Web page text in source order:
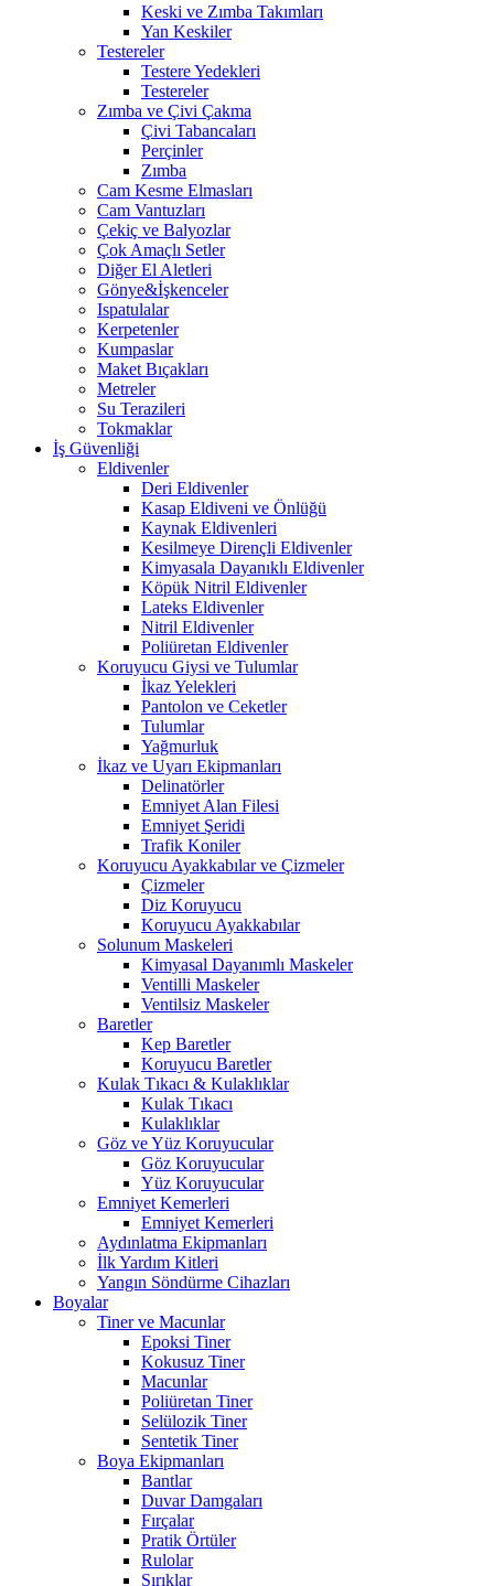
Keski ve Zımba Takımları
Yan Keskiler
Testereler
Testere Yedekleri
Testereler
Zımba ve Çivi Çakma
Çivi Tabancaları
Perçinler
Zımba
Cam Kesme Elmasları
Cam Vantuzları
Çekiç ve Balyozlar
Çok Amaçlı Setler
Diğer El Aletleri
Gönye&İşkenceler
Ispatulalar
Kerpetenler
Kumpaslar
Maket Bıçakları
Metreler
Su Terazileri
Tokmaklar
İş Güvenliği
Eldivenler
Deri Eldivenler
Kasap Eldiveni ve Önlüğü
Kaynak Eldivenleri
Kesilmeye Dirençli Eldivenler
Kimyasala Dayanıklı Eldivenler
Köpük Nitril Eldivenler
Lateks Eldivenler
Nitril Eldivenler
Poliüretan Eldivenler
Koruyucu Giysi ve Tulumlar
İkaz Yelekleri
Pantolon ve Ceketler
Tulumlar
Yağmurluk
İkaz ve Uyarı Ekipmanları
Delinatörler
Emniyet Alan Filesi
Emniyet Şeridi
Trafik Koniler
Koruyucu Ayakkabılar ve Çizmeler
Çizmeler
Diz Koruyucu
Koruyucu Ayakkabılar
Solunum Maskeleri
Kimyasal Dayanımlı Maskeler
Ventilli Maskeler
Ventilsiz Maskeler
Baretler
Kep Baretler
Koruyucu Baretler
Kulak Tıkacı & Kulaklıklar
Kulak Tıkacı
Kulaklıklar
Göz ve Yüz Koruyucular
Göz Koruyucular
Yüz Koruyucular
Emniyet Kemerleri
Emniyet Kemerleri
Aydınlatma Ekipmanları
İlk Yardım Kitleri
Yangın Söndürme Cihazları
Boyalar
Tiner ve Macunlar
Epoksi Tiner
Kokusuz Tiner
Macunlar
Poliüretan Tiner
Selülozik Tiner
Sentetik Tiner
Boya Ekipmanları
Bantlar
Duvar Damgaları
Fırçalar
Pratik Örtüler
Rulolar
Sırıklar